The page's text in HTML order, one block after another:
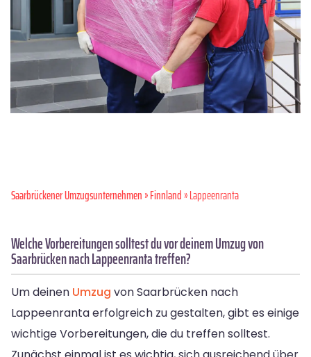
Saarbrückener Umzugsunternehmen»Finnland» Lappeenranta
Welche Vorbereitungen solltest du vor deinem Umzug von
Saarbrücken nach Lappeenranta treffen?
Um deinen Umzug von Saarbrücken nach
Lappeenranta erfolgreich zu gestalten, gibt es einige
wichtige Vorbereitungen, die du treffen solltest.